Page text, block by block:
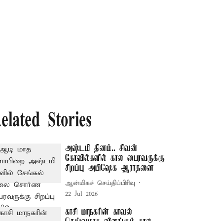
Stories
அஷ்டமி தினம்.. சிவன்
கோவில்களில் கால பைரவருக்கு
சிறப்பு அபிஷேக ஆராதனை
ஆன்மிகச் செய்திப்பிரிவு
22 Jul 2026
காசி மாநகரின் காவல்